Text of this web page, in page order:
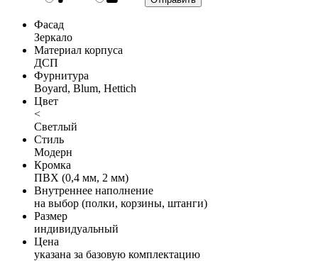
Фасад
Зеркало
Материал корпуса
ДСП
Фурнитура
Boyard, Blum, Hettich
Цвет
<
Светлый
Стиль
Модерн
Кромка
ПВХ (0,4 мм, 2 мм)
Внутреннее наполнение
на выбор (полки, корзины, штанги)
Размер
индивидуальный
Цена
указана за базовую комплектацию